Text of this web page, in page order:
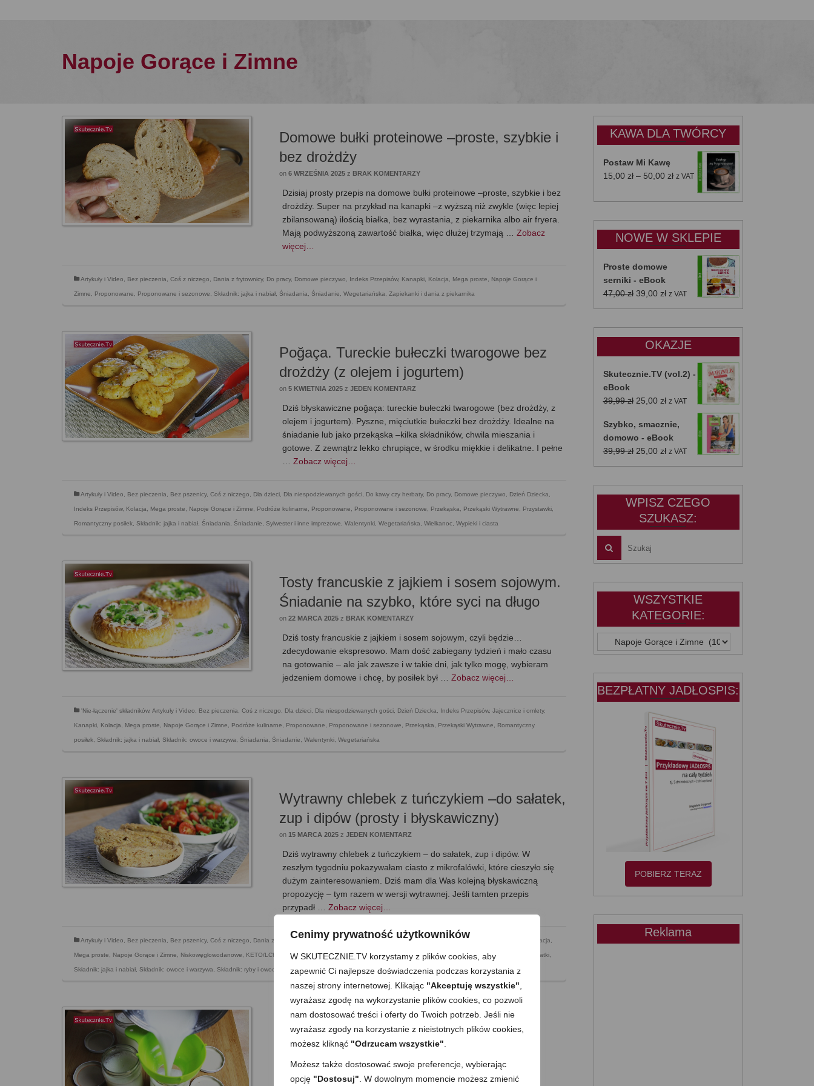
Cenimy prywatność użytkowników
W SKUTECZNIE.TV korzystamy z plików cookies, aby
zapewnić Ci najlepsze doświadczenia podczas korzystania z
naszej strony internetowej. Klikając "Akceptuję wszystkie"
wyrażasz zgodę na wykorzystanie plików cookies, co pozwoli
nam dostosować treści i oferty do Twoich potrzeb. Jeśli nie
wyrażasz zgody na korzystanie z nieistotnych plików cookies,
możesz kliknąć "Odrzucam wszystkie"
Możesz także dostosować swoje preferencje, wybierając
opcję "Dostosuj" . W dowolnym momencie możesz zmienić
Napoje Gorące i Zimne
Domowe bułki proteinowe –proste, szybkie i
bez drożdży
on6 WRZEŚNIA 2025 z BRAK KOMENTARZY
Dzisiaj prosty przepis na domowe bułki proteinowe –proste, szybkie i bez
drożdży. Super na przykład na kanapki –z wyższą niż zwykle (więc lepiej
zbilansowaną) ilością białka, bez wyrastania, z piekarnika albo air fryera.
Mają podwyższoną zawartość białka, więc dłużej trzymają …Zobacz
więcej…
Artykuły i Video, Bez pieczenia, Coś z niczego, Dania z frytownicy, Do pracy, Domowe pieczywo, Indeks Przepisów, Kanapki, Kolacja, Mega proste, Napoje Gorące i
Zimne, Proponowane, Proponowane i sezonowe, Składnik: jajka i nabiał, Śniadania, Śniadanie, Wegetariańska, Zapiekanki i dania z piekarnika
Poğaça. Tureckie bułeczki twarogowe bez
drożdży (z olejem i jogurtem)
on5 KWIETNIA 2025 zJEDEN KOMENTARZ
Dziś błyskawiczne poğaça: tureckie bułeczki twarogowe (bez drożdży, z
olejem i jogurtem). Pyszne, mięciutkie bułeczki bez drożdży. Idealne na
śniadanie lub jako przekąska –kilka składników, chwila mieszania i
gotowe. Z zewnątrz lekko chrupiące, w środku miękkie i delikatne. I pełne
…Zobacz więcej…
Artykuły i Video, Bez pieczenia, Bez pszenicy, Coś z niczego, Dla dzieci, Dla niespodziewanych gości, Do kawy czy herbaty, Do pracy, Domowe pieczywo, Dzień Dziecka,
Indeks Przepisów, Kolacja, Mega proste, Napoje Gorące i Zimne, Podróże kulinarne, Proponowane, Proponowane i sezonowe, Przekąska, Przekąski Wytrawne, Przystawki,
Romantyczny posiłek, Składnik: jajka i nabiał, Śniadania, Śniadanie, Sylwester i inne imprezowe, Walentynki, Wegetariańska, Wielkanoc, Wypieki i ciasta
Tosty francuskie z jajkiem i sosem sojowym.
Śniadanie na szybko, które syci na długo
on22 MARCA 2025 z BRAK KOMENTARZY
Dziś tosty francuskie z jajkiem i sosem sojowym, czyli będzie…
zdecydowanie ekspresowo. Mam dość zabiegany tydzień i mało czasu
na gotowanie – ale jak zawsze i w takie dni, jak tylko mogę, wybieram
jedzeniem domowe i chcę, by posiłek był …Zobacz więcej…
'Nie-łączenie' składników, Artykuły i Video, Bez pieczenia, Coś z niczego, Dla dzieci, Dla niespodziewanych gości, Dzień Dziecka, Indeks Przepisów, Jajecznice i omlety,
Kanapki, Kolacja, Mega proste, Napoje Gorące i Zimne, Podróże kulinarne, Proponowane, Proponowane i sezonowe, Przekąska, Przekąski Wytrawne, Romantyczny
posiłek, Składnik: jajka i nabiał, Składnik: owoce i warzywa, Śniadania, Śniadanie, Walentynki, Wegetariańska
Wytrawny chlebek z tuńczykiem –do sałatek,
zup i dipów (prosty i błyskawiczny)
on 15 MARCA 2025 zJEDEN KOMENTARZ
Dziś wytrawny chlebek z tuńczykiem – do sałatek, zup i dipów. W
zeszłym tygodniu pokazywałam ciasto z mikrofalówki, które cieszyło się
dużym zainteresowaniem. Dziś mam dla Was kolejną błyskawiczną
propozycję – tym razem w wersji wytrawnej. Jeśli tamten przepis
przypadł …Zobacz więcej…
Artykuły i Video, Bez pieczenia, Bez pszenicy, Coś z niczego, Dania z mikrofalówki,Do pracy,Domowe pieczywo Indeks Przepisów,Jajecznice i omlety Kolacja,
Mega proste, Napoje Gorące i Zimne, Niskowęglowodanowe, KETO/LCHF Proponowane,Proponowane i sezonowe,Przekąska,Przekąski Wytrawne,Przystawki i dodatki,
Składnik: jajka i nabiał, Składnik: owoce i warzywa, Składnik: ryby i owoce morza,Śniadania,Śniadanie
Domowy jogurt w stylu greckim (gęsty)
18 SIERPNIA 2019 z8 KOMENTARZY
Dziś domowy jogurt w stylu greckim, czyli jak zrobić gęsty jogurt
naturalny w domu. W jednym z wcześniejszych przepisów
KAWA DLA TWÓRCY
Postaw Mi Kawę
15,00 zł – 50,00 złZakres
od
do
50,00 zł
z VAT
NOWE W SKLEPIE
Proste domowe
serniki - eBook
47,00zł Pierwotna
cena
39,00 złAktualna
cena
z VAT
OKAZJE
Skutecznie.TV (vol.2) -
eBook
39,99zł Pierwotna
wynosiła:
39,99 zł.
25,00 złAktualna
wynosi:
25,00 zł.
z VAT
Szybko, smacznie,
domowo - eBook
39,99zł Pierwotna
cena
25,00 złAktualna
cena
z VAT
WPISZ CZEGO
SZUKASZ:
WSZYSTKIE
KATEGORIE:
WSZYSTKIE
KATEGORIE:
BEZPŁATNY JADŁOSPIS:
POBIERZ TERAZ
Reklama